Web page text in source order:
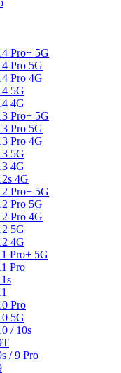
Pro+ 5G
Pro 5G
Pro 4G
5G
4G
Pro+ 5G
Pro 5G
Pro 4G
5G
4G
4G
Pro+ 5G
Pro 5G
Pro 4G
5G
4G
Pro+ 5G
Pro
Pro
5G
/ 10s
/ 9 Pro